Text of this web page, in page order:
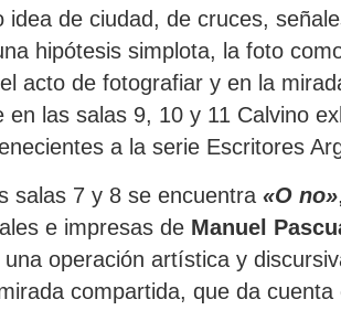
idea de ciudad, de cruces,
hipótesis simplota, la foto
acto de fotografiar y en la
en las salas 9, 10 y 11 Calvino
a la serie Escritores
salas 7 y 8 se encuentra «O no»
e impresas de Manuel
operación artística y
compartida, que da